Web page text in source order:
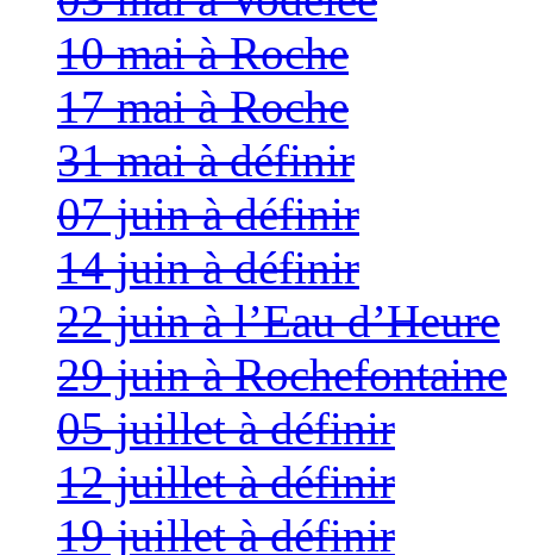
10 mai à Roche
17 mai à Roche
31 mai à définir
07 juin à définir
14 juin à définir
22 juin à l’Eau d’Heure
29 juin à Rochefontaine
05 juillet à définir
12 juillet à définir
19 juillet à définir